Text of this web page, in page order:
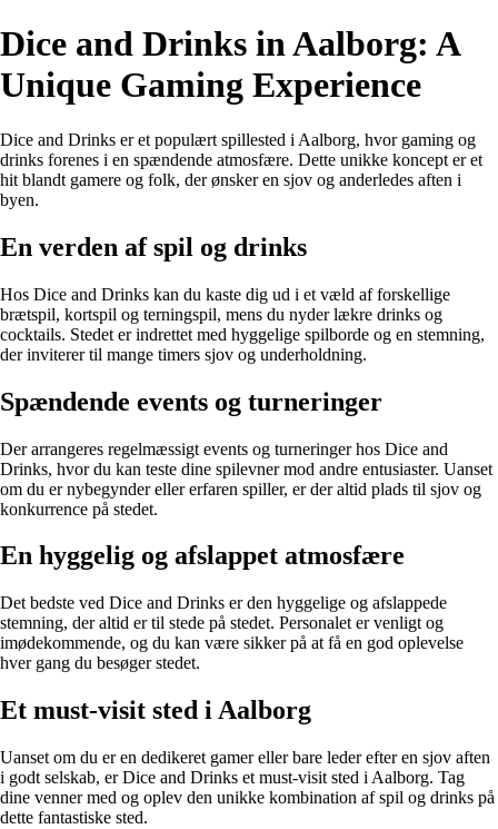
Dice and Drinks in Aalborg: A
Unique Gaming Experience
Dice and Drinks er et populært spillested i Aalborg, hvor gaming og
drinks forenes i en spændende atmosfære. Dette unikke koncept er et
hit blandt gamere og folk, der ønsker en sjov og anderledes aften i
byen.
En verden af spil og drinks
Hos Dice and Drinks kan du kaste dig ud i et væld af forskellige
brætspil, kortspil og terningspil, mens du nyder lækre drinks og
cocktails. Stedet er indrettet med hyggelige spilborde og en stemning,
der inviterer til mange timers sjov og underholdning.
Spændende events og turneringer
Der arrangeres regelmæssigt events og turneringer hos Dice and
Drinks, hvor du kan teste dine spilevner mod andre entusiaster. Uanset
om du er nybegynder eller erfaren spiller, er der altid plads til sjov og
konkurrence på stedet.
En hyggelig og afslappet atmosfære
Det bedste ved Dice and Drinks er den hyggelige og afslappede
stemning, der altid er til stede på stedet. Personalet er venligt og
imødekommende, og du kan være sikker på at få en god oplevelse
hver gang du besøger stedet.
Et must-visit sted i Aalborg
Uanset om du er en dedikeret gamer eller bare leder efter en sjov aften
i godt selskab, er Dice and Drinks et must-visit sted i Aalborg. Tag
dine venner med og oplev den unikke kombination af spil og drinks på
dette fantastiske sted.